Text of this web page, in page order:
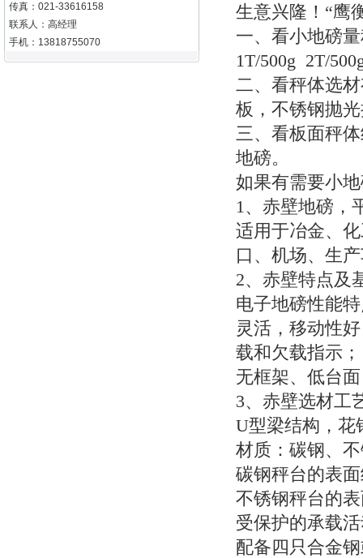
传真：021-33616158
联系人：高经理
手机：13818755070
生意兴隆！“鹰
一、看小地磅
1T/500g 2T/
二、看秤体选
板，不锈钢抛
三、看板面秤
地磅。
如果有需要小
1、赤壁地磅，
适用于冶金、
口、机场、生
2、赤壁特点及
电子地磅性能
灵活，移动性
载和欠载指示
无框架、低台
3、赤壁选材工
U型梁结构，花
材质：碳钢、
碳钢秤台的表
不锈钢秤台的
受保护的承载
配备四只合金